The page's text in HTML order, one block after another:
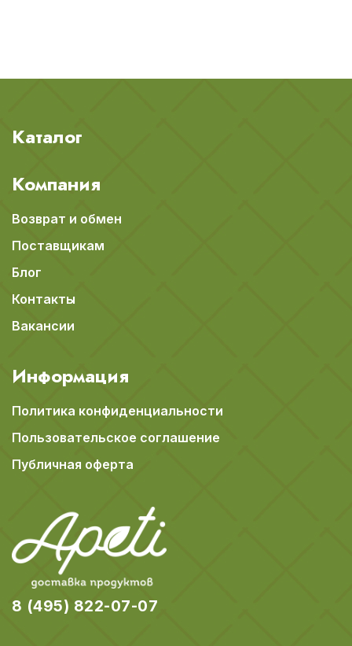
Каталог
Компания
Возврат и обмен
Поставщикам
Блог
Контакты
Вакансии
Информация
Политика конфиденциальности
Пользовательское соглашение
Публичная оферта
8 (495) 822-07-07